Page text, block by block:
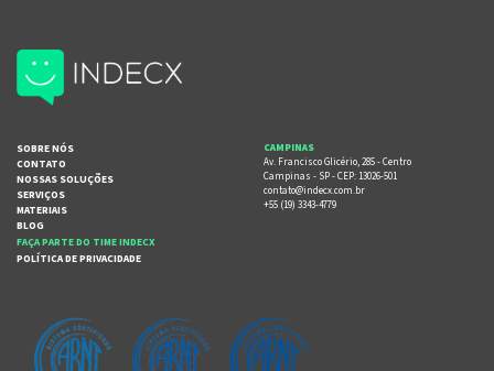
SOBRE NÓS
CONTATO
NOSSAS SOLUÇÕES
SERVIÇOS
MATERIAIS
BLOG
FAÇA PARTE DO TIME INDECX
POLÍTICA DE PRIVACIDADE
CAMPINAS
Av. Francisco Glicério, 285 - Centro
Campinas - SP - CEP: 13026-501
contato@indecx.com.br
+55 (19) 3343-4779